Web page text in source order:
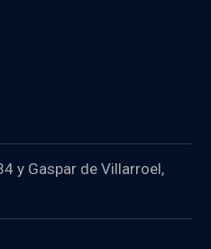
y Gaspar de Villarroel,